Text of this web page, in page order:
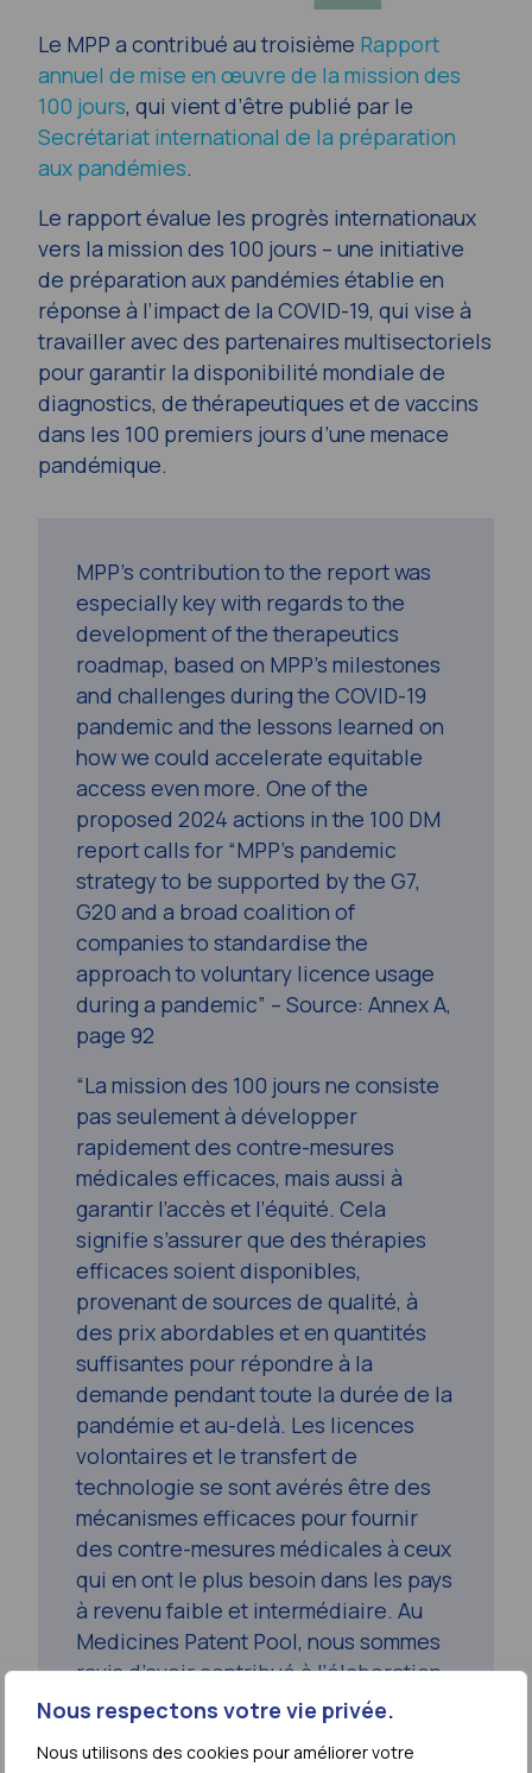
Nous respectons votre vie privée.
Nous utilisons des cookies pour améliorer votre
Le MPP a contribué au troisième Rapport
annuel de mise en œuvre de la mission des
100 jours, qui vient d’être publié par le
Secrétariat international de la préparation
aux pandémies.
Le rapport évalue les progrès internationaux
vers la mission des 100 jours – une initiative
de préparation aux pandémies établie en
réponse à l’impact de la COVID-19, qui vise à
travailler avec des partenaires multisectoriels
pour garantir la disponibilité mondiale de
diagnostics, de thérapeutiques et de vaccins
dans les 100 premiers jours d’une menace
pandémique.
MPP’s contribution to the report was
especially key with regards to the
development of the therapeutics
roadmap, based on MPP’s milestones
and challenges during the COVID-19
pandemic and the lessons learned on
how we could accelerate equitable
access even more. One of the
proposed 2024 actions in the 100 DM
report calls for “MPP’s pandemic
strategy to be supported by the G7,
G20 and a broad coalition of
companies to standardise the
approach to voluntary licence usage
during a pandemic” – Source: Annex A,
page 92
“La mission des 100 jours ne consiste
pas seulement à développer
rapidement des contre-mesures
médicales efficaces, mais aussi à
garantir l’accès et l’équité. Cela
signifie s’assurer que des thérapies
efficaces soient disponibles,
provenant de sources de qualité, à
des prix abordables et en quantités
suffisantes pour répondre à la
demande pendant toute la durée de la
pandémie et au-delà. Les licences
volontaires et le transfert de
technologie se sont avérés être des
mécanismes efficaces pour fournir
des contre-mesures médicales à ceux
qui en ont le plus besoin dans les pays
à revenu faible et intermédiaire. Au
Medicines Patent Pool, nous sommes
ravis d’avoir contribué à l’élaboration
de la feuille de route des
expérience pendant la COVID-19 et les